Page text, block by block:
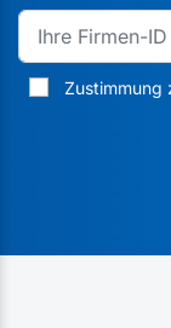
Zustimmung